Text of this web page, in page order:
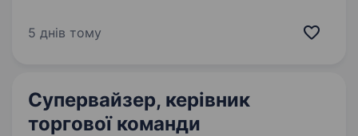
виробників (FMCG). У наше портфоліо увійшли
5 днів тому
Супервайзер, керівник
торгової команди